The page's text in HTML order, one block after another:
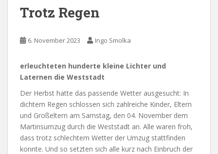
Trotz Regen
6. November 2023 Ingo Smolka
erleuchteten hunderte kleine Lichter und
Laternen die Weststadt
Der Herbst hatte das passende Wetter ausgesucht: In
dichtem Regen schlossen sich zahlreiche Kinder, Eltern
und Großeltern am Samstag, den 04. November dem
Martinsumzug durch die Weststadt an. Alle waren froh,
dass trotz schlechtem Wetter der Umzug stattfinden
konnte. Und so setzten sich alle kurz nach Einbruch der